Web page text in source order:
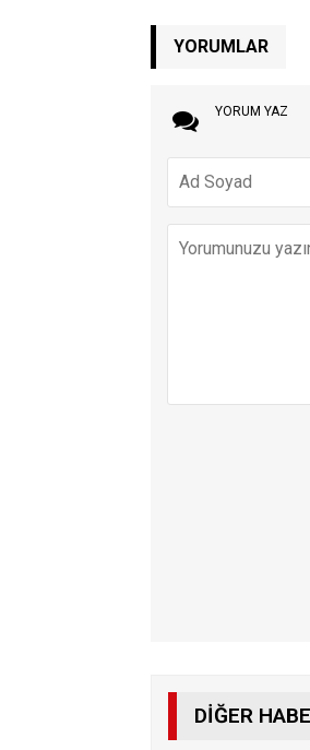
YORUMLAR
YORUM YAZ
DIĞER